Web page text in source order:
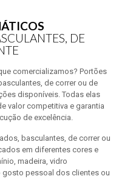
DE
comercializamos? Portões
de correr ou de
disponíveis. Todas elas
valor competitiva e garantia
de excelência.
basculantes, de correr ou
em diferentes cores e
madeira, vidro
gosto pessoal dos clientes ou